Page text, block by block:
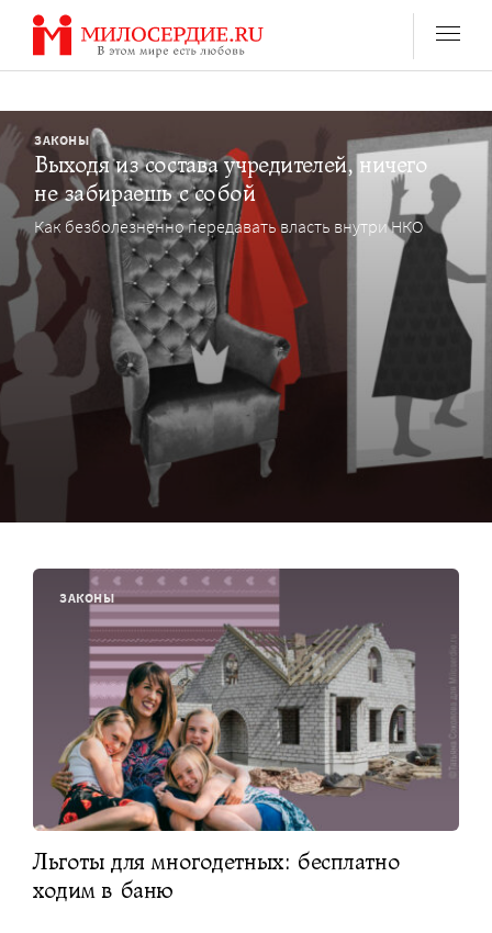
Перейти
содержанию
ЗАКОНЫ
Выходя из состава учредителей, ничего
не забираешь с собой
Как безболезненно передавать власть внутри НКО
ЗАКОНЫ
Льготы для многодетных: бесплатно
ходим в баню